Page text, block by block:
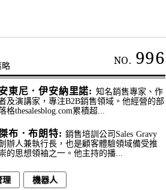
略 NO. 996
東尼．伊安納里諾: 知名銷售專家、作
及演講家，專注B2B銷售領域。他經營的部
格thesalesblog.com累積超...
布．布朗特: 銷售培訓公司Sales Gravy
辦人兼執行長，也是顧客體驗領域備受推
的思想領袖之一。他主持的播...
理 機器人